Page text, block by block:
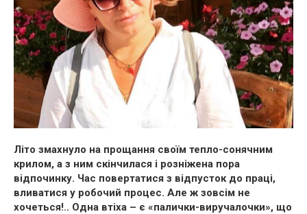
Літо змахнуло на прощання своїм тепло-сонячним
крилом, а з ним скінчилася і розніжена пора
відпочинку. Час повертатися з відпусток до праці,
вливатися у робочий процес. Але ж зовсім не
хочеться!.. Одна втіха – є «палички-виручалочки», що